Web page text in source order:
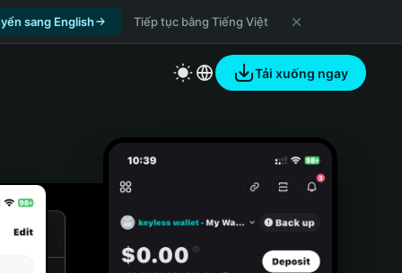
sang English Tiếp tục bằng Tiếng Việt
Tải xuống ngay